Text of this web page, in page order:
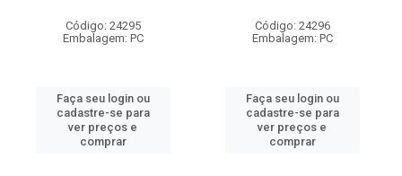
Código: 24295
Embalagem: PC
Faça seu login ou
cadastre-se para
ver preços e
comprar
Código: 24296
Embalagem: PC
Faça seu login ou
cadastre-se para
ver preços e
comprar